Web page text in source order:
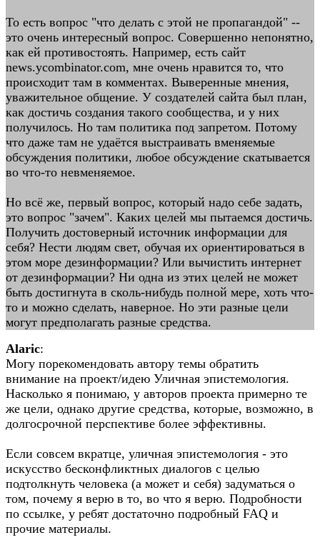
То есть вопрос "что делать с этой не пропагандой" --
это очень интересный вопрос. Совершенно непонятно,
как ей противостоять. Например, есть сайт
news.ycombinator.com, мне очень нравится то, что
происходит там в комментах. Выверенные мнения,
уважительное общение. У создателей сайта был план,
как достичь создания такого сообщества, и у них
получилось. Но там политика под запретом. Потому
что даже там не удаётся выстраивать вменяемые
обсуждения политики, любое обсуждение скатывается
во что-то невменяемое.
Но всё же, первый вопрос, который надо себе задать,
это вопрос "зачем". Каких целей мы пытаемся достичь.
Получить достоверный источник информации для
себя? Нести людям свет, обучая их ориентироваться в
этом море дезинформации? Или вычистить интернет
от дезинформации? Ни одна из этих целей не может
быть достигнута в сколь-нибудь полной мере, хоть что-
то и можно сделать, наверное. Но эти разные цели
могут предполагать разные средства.
Alaric:
Могу порекомендовать автору темы обратить
внимание на проект/идею Уличная эпистемология.
Насколько я понимаю, у авторов проекта примерно те
же цели, однако другие средства, которые, возможно, в
долгосрочной перспективе более эффективны.
Если совсем вкратце, уличная эпистемология - это
искусство бесконфликтных диалогов с целью
подтолкнуть человека (а может и себя) задуматься о
том, почему я верю в то, во что я верю. Подробности
по ссылке, у ребят достаточно подробный FAQ и
прочие материалы.